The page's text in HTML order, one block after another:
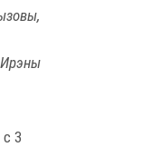
Ирэны
3